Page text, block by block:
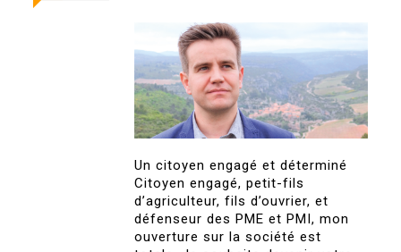
Un citoyen engagé et déterminé
Citoyen engagé, petit-fils
d’agriculteur, fils d’ouvrier, et
défenseur des PME et PMI, mon
ouverture sur la société est